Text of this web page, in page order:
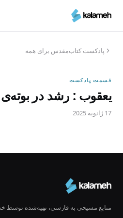
محتوای
پادکست کتاب‌مقدس برای همه
قسمت پادکست
یعقوب : رشد در
17 ژانویه 2025
منابع مسیحی به فارسی، تهیه‌شده توسط